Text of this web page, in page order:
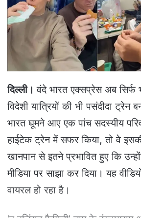
m
a
दिल्ली। वंदे भारत एक्सप्रेस अब सिर्फ
विदेशी यात्रियों की भी पसंदीदा ट्रेन
भारत घूमने आए एक पांच सदस्यीय
हाईटेक ट्रेन में सफर किया, तो वे
खानपान से इतने प्रभावित हुए कि
मीडिया पर साझा कर दिया। यह
वायरल हो रहा है।